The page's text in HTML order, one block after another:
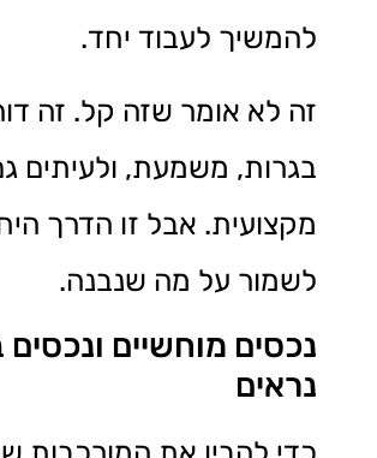
להמשיך לעבוד יחד.
זה לא אומר שזה קל. זה
בגרות, משמעת, ולעיתים
מקצועית. אבל זו הדרך
לשמור על מה שנבנה.
נכסים מוחשיים ונכסים
נראים